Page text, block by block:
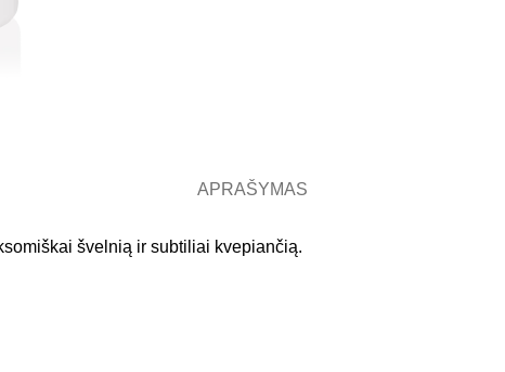
APRAŠYMAS
švelnią ir subtiliai kvepiančią.